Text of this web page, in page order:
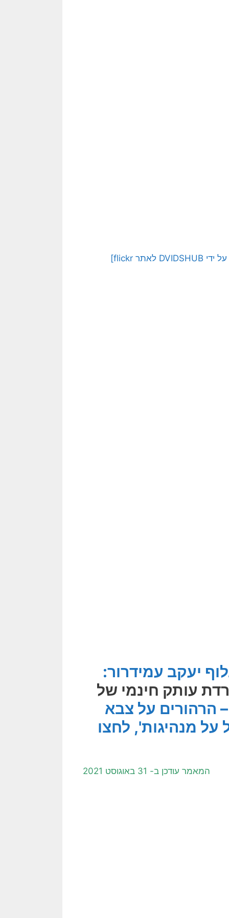
יעקב עמידרור:
עותק חינמי של
הרהורים על צבא
מנהיגות', לחצו
המאמר עודכן ב- 31 באוגוסט 2021